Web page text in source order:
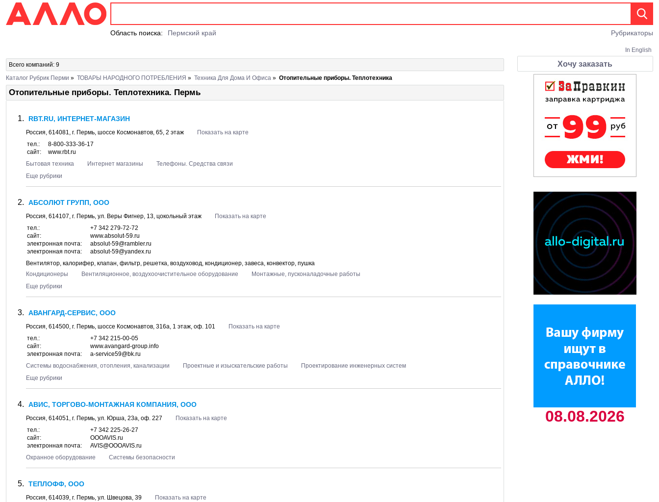
Рубрикаторы
Область поиска: Пермский край
In English
Всего компаний: 9
Каталог Рубрик Перми » ТОВАРЫ НАРОДНОГО ПОТРЕБЛЕНИЯ » Техника Для Дома И Офиса » Отопительные приборы. Теплотехника
Отопительные приборы. Теплотехника. Пермь
RBT.RU, ИНТЕРНЕТ-МАГАЗИН
Россия, 614081, г. Пермь, шоссе Космонавтов, 65, 2 этаж
Показать на карте
тел.:
8-800-333-36-17
сайт:
www.rbt.ru
Бытовая техника
Интернет магазины
Телефоны. Средства связи
Еще рубрики
АБСОЛЮТ ГРУПП, ООО
Россия, 614107, г. Пермь, ул. Веры Фигнер, 13, цокольный этаж
Показать на карте
тел.:
+7 342 279-72-72
сайт:
www.absolut-59.ru
электронная почта:
absolut-59@rambler.ru
электронная почта:
absolut-59@yandex.ru
Вентилятор, калорифер, клапан, фильтр, решетка, воздуховод, кондиционер, завеса, конвектор, пушка
Кондиционеры
Вентиляционное, воздухоочистительное оборудование
Монтажные, пусконаладочные работы
Еще рубрики
АВАНГАРД-СЕРВИС, ООО
Россия, 614500, г. Пермь, шоссе Космонавтов, 316а, 1 этаж, оф. 101
Показать на карте
тел.:
+7 342 215-00-05
сайт:
www.avangard-group.info
электронная почта:
a-service59@bk.ru
Системы водоснабжения, отопления, канализации
Проектные и изыскательские работы
Проектирование инженерных систем
Еще рубрики
АВИС, ТОРГОВО-МОНТАЖНАЯ КОМПАНИЯ, ООО
Россия, 614051, г. Пермь, ул. Юрша, 23а, оф. 227
Показать на карте
тел.:
+7 342 225-26-27
сайт:
OOOAVIS.ru
электронная почта:
AVIS@OOOAVIS.ru
Охранное оборудование
Системы безопасности
ТЕПЛОФФ, ООО
Россия, 614039, г. Пермь, ул. Швецова, 39
Показать на карте
Хочу заказать
08.08.2026